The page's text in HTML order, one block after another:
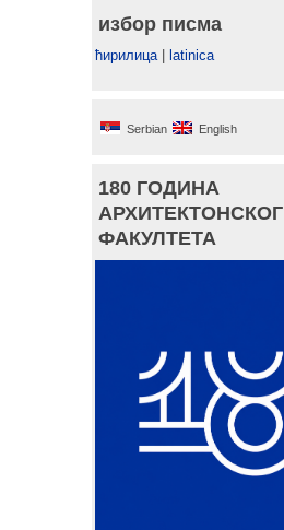
избор писма
ћирилица latinica
Serbian English
180 ГОДИНА
АРХИТЕКТОНСКОГ
ФАКУЛТЕТА